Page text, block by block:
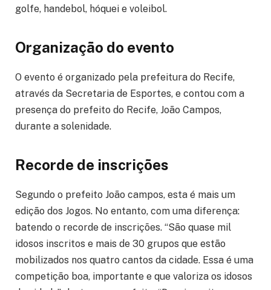
golfe, handebol, hóquei e voleibol.
Organização do evento
O evento é organizado pela prefeitura do Recife,
através da Secretaria de Esportes, e contou com a
presença do prefeito do Recife, João Campos,
durante a solenidade.
Recorde de inscrições
Segundo o prefeito João campos, esta é mais um
edição dos Jogos. No entanto, com uma diferença:
batendo o recorde de inscrições. “São quase mil
idosos inscritos e mais de 30 grupos que estão
mobilizados nos quatro cantos da cidade. Essa é uma
competição boa, importante e que valoriza os idosos